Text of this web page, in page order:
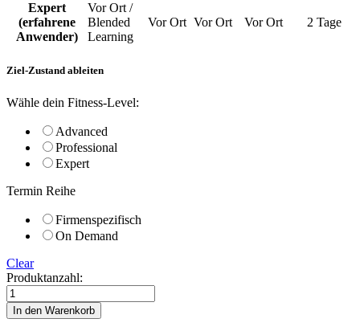
Expert
(erfahrene
Anwender)
Vor Ort /
Blended
Learning
Vor Ort Vor Ort Vor Ort 2 Tage
Ziel-Zustand ableiten
Wähle dein Fitness-Level:
Advanced
Professional
Expert
Termin Reihe
Firmenspezifisch
On Demand
Clear
Produktanzahl:
Ziel-
Zustand
ableiten
In den Warenkorb